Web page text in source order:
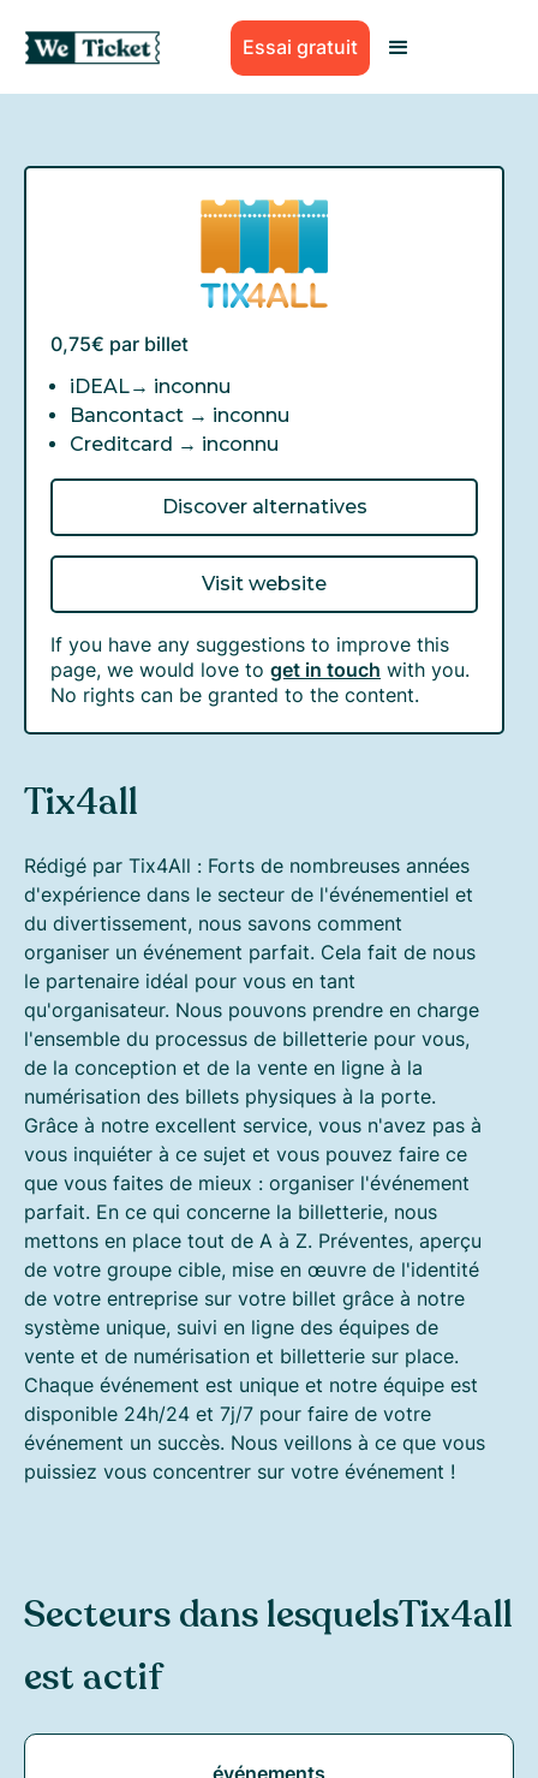
Essai gratuit
Tix4all
Rédigé par Tix4All : Forts de nombreuses années
d'expérience dans le secteur de l'événementiel et
du divertissement, nous savons comment
organiser un événement parfait. Cela fait de nous
le partenaire idéal pour vous en tant
qu'organisateur. Nous pouvons prendre en charge
l'ensemble du processus de billetterie pour vous,
de la conception et de la vente en ligne à la
numérisation des billets physiques à la porte.
Grâce à notre excellent service, vous n'avez pas à
vous inquiéter à ce sujet et vous pouvez faire ce
que vous faites de mieux : organiser l'événement
parfait. En ce qui concerne la billetterie, nous
mettons en place tout de A à Z. Préventes, aperçu
de votre groupe cible, mise en œuvre de l'identité
de votre entreprise sur votre billet grâce à notre
système unique, suivi en ligne des équipes de
vente et de numérisation et billetterie sur place.
Chaque événement est unique et notre équipe est
disponible 24h/24 et 7j/7 pour faire de votre
événement un succès. Nous veillons à ce que vous
puissiez vous concentrer sur votre événement !
0,75€ par billet
iDEAL→ inconnu
Bancontact → inconnu
Creditcard → inconnu
Discover alternatives
Visit website
If you have any suggestions to improve this
page, we would love to get in touch with you.
No rights can be granted to the content.
Secteurs dans lesquelsTix4all
est actif
événements